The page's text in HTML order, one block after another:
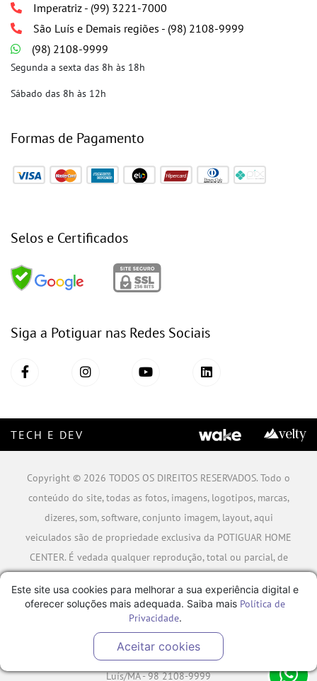
Imperatriz - (99) 3221-7000
São Luís e Demais regiões - (98) 2108-9999
(98) 2108-9999
Segunda a sexta das 8h às 18h
Sábado das 8h às 12h
Formas de Pagamento
Selos e Certificados
Siga a Potiguar nas Redes Sociais
TECH E DEV
Copyright © 2026 TODOS OS DIREITOS RESERVADOS. Todo o
conteúdo do site, todas as fotos, imagens, logotipos, marcas,
dizeres, som, software, conjunto imagem, layout, aqui
veiculados são de propriedade exclusiva da POTIGUAR HOME
CENTER. É vedada qualquer reprodução, total ou parcial, de
A violação de qualquer direito mencionado implicará na
responsabilização cível e criminal nos termos da Lei.
POTIGUAR MATERIAIS DE CONSTRUÇÃO SA - CNPJ:
06.778.591/0001-09 - Rua Caminho da Boiada Nº 354, São
Luís/MA - 98 2108-9999
Este site usa cookies para melhorar a sua experiência digital e
oferecer soluções mais adequada. Saiba mais Política de
Privacidade.
Aceitar cookies